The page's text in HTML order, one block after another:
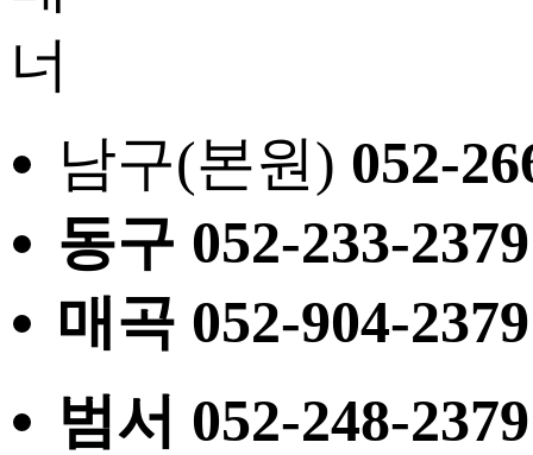
남구(본원) 052-
동구 052-233-2379
매곡 052-904-2379
범서 052-248-2379